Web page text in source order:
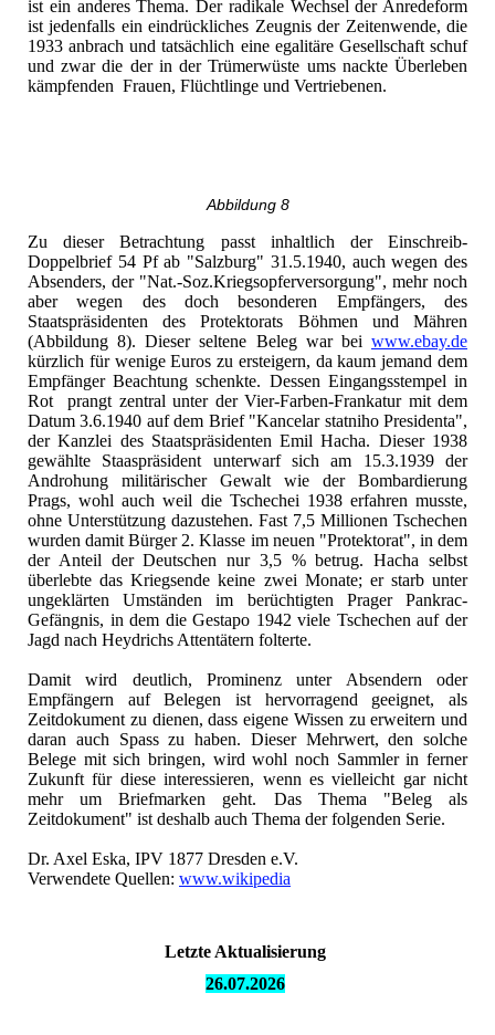
ist ein anderes Thema. Der radikale Wechsel der Anredeform
ist jedenfalls ein eindrückliches Zeugnis der Zeitenwende, die
1933 anbrach und tatsächlich eine egalitäre Gesellschaft schuf
und zwar die der in der Trümerwüste ums nackte Überleben
kämpfenden Frauen, Flüchtlinge und Vertriebenen.
Abbildung 8
Zu dieser Betrachtung passt inhaltlich der Einschreib-
Doppelbrief 54 Pf ab "Salzburg" 31.5.1940, auch wegen des
Absenders, der "Nat.-Soz.Kriegsopferversorgung", mehr noch
aber wegen des doch besonderen Empfängers, des
Staatspräsidenten des Protektorats Böhmen und Mähren
(Abbildung 8). Dieser seltene Beleg war bei www.ebay.de
kürzlich für wenige Euros zu ersteigern, da kaum jemand dem
Empfänger Beachtung schenkte. Dessen Eingangsstempel in
Rot prangt zentral unter der Vier-Farben-Frankatur mit dem
Datum 3.6.1940 auf dem Brief "Kancelar statniho Presidenta",
der Kanzlei des Staatspräsidenten Emil Hacha. Dieser 1938
gewählte Staaspräsident unterwarf sich am 15.3.1939 der
Androhung militärischer Gewalt wie der Bombardierung
Prags, wohl auch weil die Tschechei 1938 erfahren musste,
ohne Unterstützung dazustehen. Fast 7,5 Millionen Tschechen
wurden damit Bürger 2. Klasse im neuen "Protektorat", in dem
der Anteil der Deutschen nur 3,5 % betrug. Hacha selbst
überlebte das Kriegsende keine zwei Monate; er starb unter
ungeklärten Umständen im berüchtigten Prager Pankrac-
Gefängnis, in dem die Gestapo 1942 viele Tschechen auf der
Jagd nach Heydrichs Attentätern folterte.
Damit wird deutlich, Prominenz unter Absendern oder
Empfängern auf Belegen ist hervorragend geeignet, als
Zeitdokument zu dienen, dass eigene Wissen zu erweitern und
daran auch Spass zu haben. Dieser Mehrwert, den solche
Belege mit sich bringen, wird wohl noch Sammler in ferner
Zukunft für diese interessieren, wenn es vielleicht gar nicht
mehr um Briefmarken geht. Das Thema "Beleg als
Zeitdokument" ist deshalb auch Thema der folgenden Serie.
Dr. Axel Eska, IPV 1877 Dresden e.V.
Verwendete Quellen: www.wikipedia
Letzte Aktualisierung
26.07.2026